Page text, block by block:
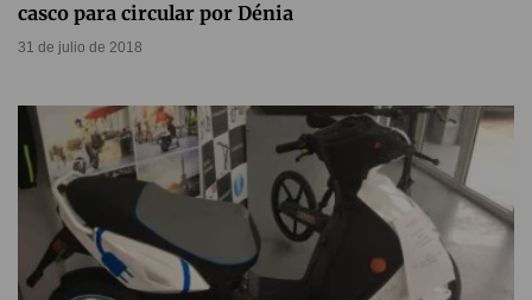
casco para circular por Dénia
31 de julio de 2018